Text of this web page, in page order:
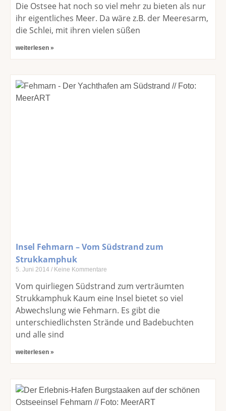
Die Ostsee hat noch so viel mehr zu bieten als nur
ihr eigentliches Meer. Da wäre z.B. der Meeresarm,
die Schlei, mit ihren vielen süßen
weiterlesen »
Insel Fehmarn – Vom Südstrand zum
Strukkamphuk
5. Juni 2014 Keine Kommentare
Vom quirliegen Südstrand zum verträumten
Strukkamphuk Kaum eine Insel bietet so viel
Abwechslung wie Fehmarn. Es gibt die
unterschiedlichsten Strände und Badebuchten
und alle sind
weiterlesen »